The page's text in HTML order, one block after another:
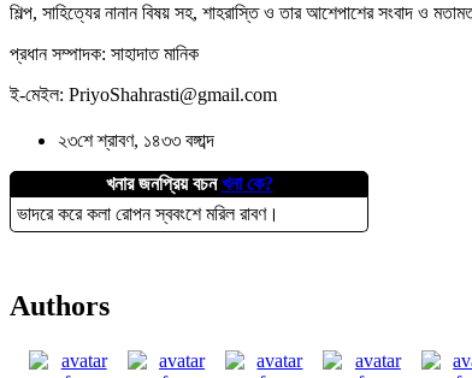
শিল্প, সাহিত্যের নানান বিষয় সহ, শাহরাস্তি ও তার আশেপাশের সংবাদ ও
প্রধান সম্পাদক: সাহাদাত মানিক
ই-মেইল: PriyoShahrasti@gmail.com
২৩শে শ্রাবণ, ১৪৩৩ বঙ্গাব্দ
খনার জনপ্রিয় বচনখনা কে?
ভাদরে করে কলা রোপন স্ববংশে মরিল রাবণ।
Authors